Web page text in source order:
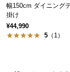
て
保
証
広いスペー
幅150cm ダイニング
掛け
¥44,990
5 （1）